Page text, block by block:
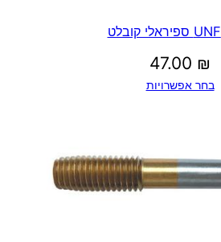
47.00 ₪
בחר אפשרויות